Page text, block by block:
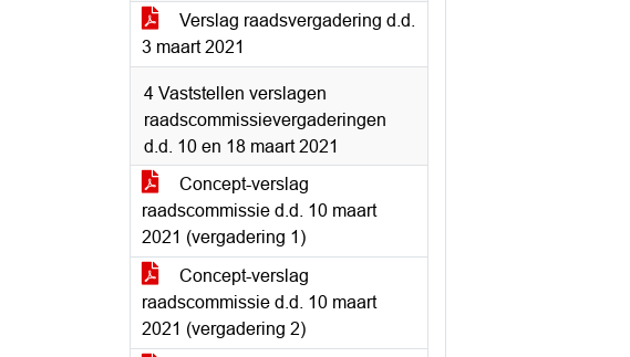
Verslag raadsvergadering d.d.
3 maart 2021
4 Vaststellen verslagen
raadscommissievergaderingen
d.d. 10 en 18 maart 2021
Concept-verslag
raadscommissie d.d. 10 maart
2021 (vergadering 1)
Concept-verslag
raadscommissie d.d. 10 maart
2021 (vergadering 2)